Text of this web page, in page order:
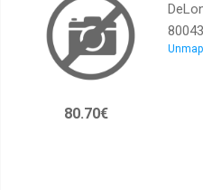
80.70€